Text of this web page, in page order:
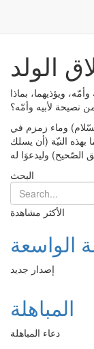
الولد
ويؤذيهما، بماذا
نصيحة لأبيه وأمّه؟
وماء زمزم في
بهذه النيّة (أن يسلك
البحث
الأكثر مشاهدة
إصدار جديد
المباهلة
دعاء المباهلة